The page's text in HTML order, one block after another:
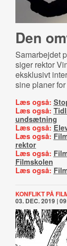
Den
Samarbejdet
siger rektor
eksklusivt
sine planer
Læs også:
Læs også:
undsætning
Læs også:
Læs også:
rektor
Læs også:
Filmskolen
Læs også:
KONFLIKT PÅ
03. DEC. 2019 |